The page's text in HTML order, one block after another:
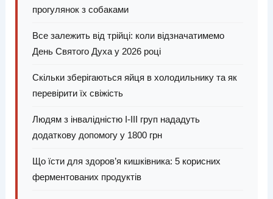
прогулянок з собаками
Все залежить від трійці: коли відзначатимемо
День Святого Духа у 2026 році
Скільки зберігаються яйця в холодильнику та як
перевірити їх свіжість
Людям з інвалідністю І-ІІІ груп нададуть
додаткову допомогу у 1800 грн
Що їсти для здоров’я кишківника: 5 корисних
ферментованих продуктів